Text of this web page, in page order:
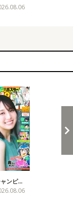
ンピ…